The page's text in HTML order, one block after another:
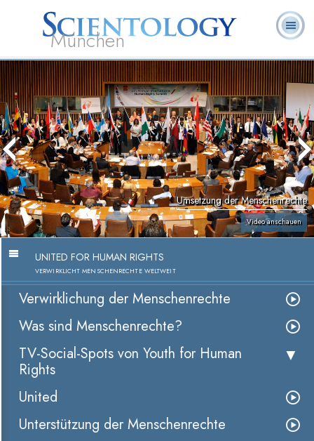
München
L. Ron
Was ist
Ehrenamtliche
Häufig gestellte
Bücher
Umsetzung der Menschenrechte
Video anschauen
UNITED FOR HUMAN RIGHTS
VERWIRKLICHT MENSCHENRECHTE WELTWEIT
Verwirklichung der Menschenrechte
Was sind Menschenrechte?
TV-Social-Spots von Youth for Human
Rights
United
Unterstützung der Menschenrechte